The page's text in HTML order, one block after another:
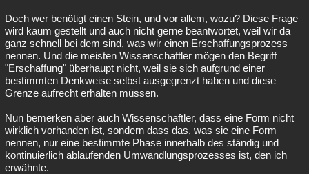
Doch wer benötigt einen Stein, und vor allem, wozu? Diese Frage
wird kaum gestellt und auch nicht gerne beantwortet, weil wir da
ganz schnell bei dem sind, was wir einen Erschaffungsprozess
nennen. Und die meisten Wissenschaftler mögen den Begriff
"Erschaffung" überhaupt nicht, weil sie sich aufgrund einer
bestimmten Denkweise selbst ausgegrenzt haben und diese
Grenze aufrecht erhalten müssen.
Nun bemerken aber auch Wissenschaftler, dass eine Form nicht
wirklich vorhanden ist, sondern dass das, was sie eine Form
nennen, nur eine bestimmte Phase innerhalb des ständig und
kontinuierlich ablaufenden Umwandlungsprozesses ist, den ich
erwähnte.